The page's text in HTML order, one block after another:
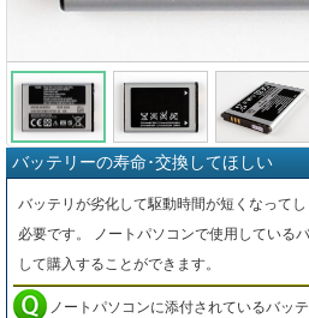
バッテリーの寿命･交換してほしい
バッテリが劣化して駆動時間が短くなって
必要です。 ノートパソコンで使用している
して購入することができます。
ノートパソコンに添付されているバッ